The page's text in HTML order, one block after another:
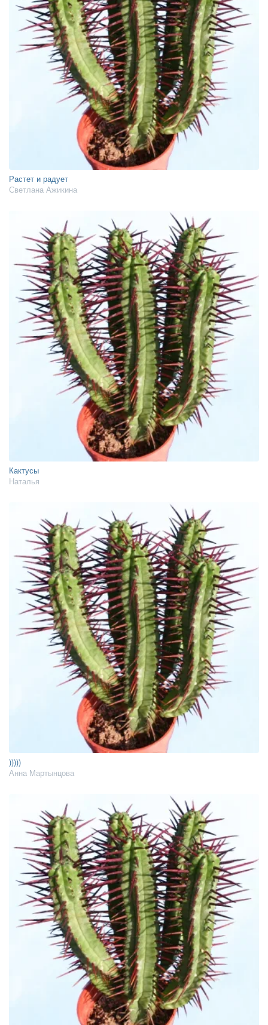
Растет и радует
Светлана Ажикина
Кактусы
Наталья
)))))
Анна Мартынцова